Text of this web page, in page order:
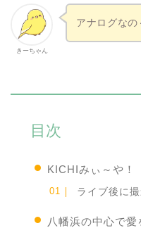
きーちゃん
アナログなの
目次
KICHIみぃ～や！
ライブ後に
八幡浜の中心で愛